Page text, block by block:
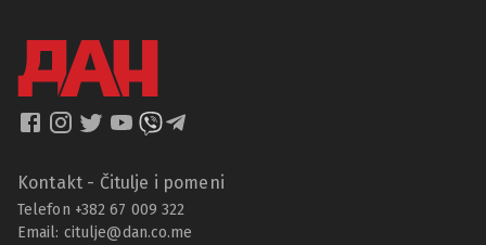
Kontakt - Čitulje i pomeni
Telefon +382 67 009 322
Email: citulje@dan.co.me